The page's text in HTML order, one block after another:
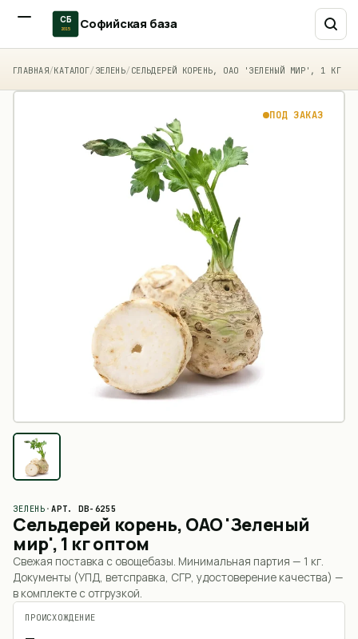
СБ
2015 Софийская база
ГЛАВНАЯ/КАТАЛОГ/ ЗЕЛЕНЬ/ СЕЛЬДЕРЕЙ КОРЕНЬ, ОАО 'ЗЕЛЕНЫЙ МИР', 1 КГ
ПОД ЗАКАЗ
ЗЕЛЕНЬ · АРТ.DB-6255
Сельдерей корень, ОАО 'Зеленый
мир', 1 кг оптом
Свежая поставка с овощебазы. Минимальная партия — 1 кг.
Документы (УПД, ветсправка, СГР, удостоверение качества) —
в комплекте с отгрузкой.
ПРОИСХОЖДЕНИЕ